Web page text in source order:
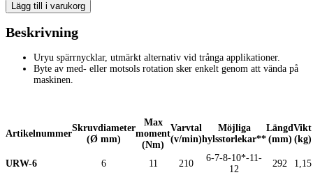
Lägg till i varukorg
Beskrivning
Uryu spärrnycklar, utmärkt alternativ vid trånga applikationer.
Byte av med- eller motsols rotation sker enkelt genom att vända på
maskinen.
Artikelnummer
Skruvdiameter
(Ø mm)
Max
moment
(Nm)
Varvtal
(v/min)
Möjliga
hylsstorlekar**
Längd
(mm)
Vikt
(kg)
URW-6 6 11 210
6-7-8-10*-11-
12
292 1,15